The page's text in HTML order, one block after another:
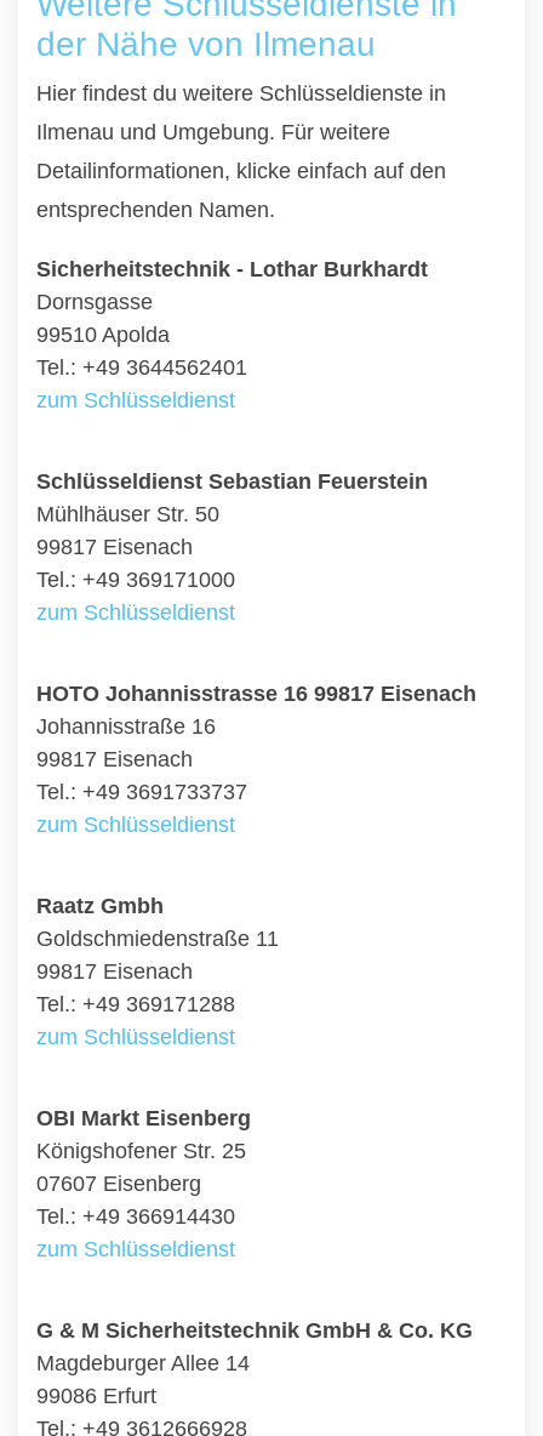
der Nähe von Ilmenau
Hier findest du weitere Schlüsseldienste in
Ilmenau und Umgebung. Für weitere
Detailinformationen, klicke einfach auf den
entsprechenden Namen.
Sicherheitstechnik - Lothar Burkhardt
Dornsgasse
99510 Apolda
Tel.: +49 3644562401
zum Schlüsseldienst
Schlüsseldienst Sebastian Feuerstein
Mühlhäuser Str. 50
99817 Eisenach
Tel.: +49 369171000
zum Schlüsseldienst
HOTO Johannisstrasse 16 99817 Eisenach
Johannisstraße 16
99817 Eisenach
Tel.: +49 3691733737
zum Schlüsseldienst
Raatz Gmbh
Goldschmiedenstraße 11
99817 Eisenach
Tel.: +49 369171288
zum Schlüsseldienst
OBI Markt Eisenberg
Königshofener Str. 25
07607 Eisenberg
Tel.: +49 366914430
zum Schlüsseldienst
G & M Sicherheitstechnik GmbH & Co. KG
Magdeburger Allee 14
99086 Erfurt
Tel.: +49 3612666928